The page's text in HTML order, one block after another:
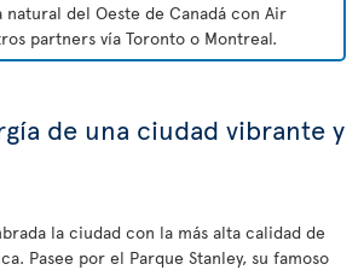
natural del Oeste de Canadá con Air
partners vía Toronto o Montreal.
de una ciudad vibrante y
la ciudad con la más alta calidad de
Pasee por el Parque Stanley, su famoso